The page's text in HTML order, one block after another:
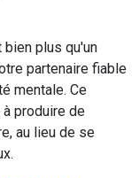
bien plus qu'un
partenaire fiable
mentale. Ce
produire de
au lieu de se